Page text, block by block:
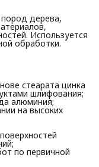
дерева,
Используется
обработки.
стеарата цинка
шлифования;
алюминия;
на высоких
по первичной